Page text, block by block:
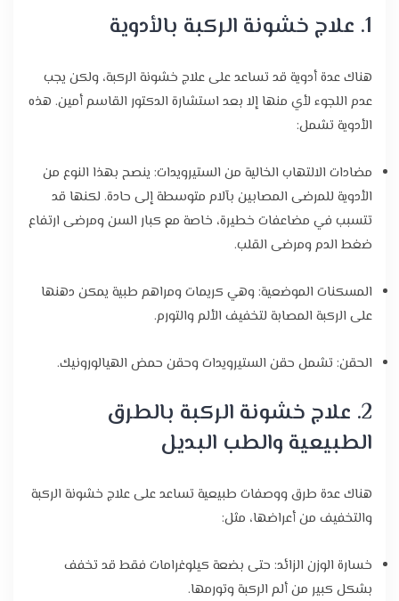
1. علاج خشونة الركبة بالأدوية
هناك عدة أدوية قد تساعد على علاج خشونة الركبة، ولكن يجب
عدم اللجوء لأي منها إلا بعد استشارة الدكتور القاسم أمين. هذه
الأدوية تشمل:
مضادات الالتهاب الخالية من الستيرويدات: ينصح بهذا النوع من
الأدوية للمرضى المصابين بآلام متوسطة إلى حادة. لكنها قد
تتسبب في مضاعفات خطيرة، خاصة مع كبار السن ومرضى ارتفاع
ضغط الدم ومرضى القلب.
المسكنات الموضعية: وهي كريمات ومراهم طبية يمكن دهنها
على الركبة المصابة لتخفيف الألم والتورم.
الحقن: تشمل حقن الستيرويدات وحقن حمض الهيالورونيك.
2. علاج خشونة الركبة بالطرق
الطبيعية والطب البديل
هناك عدة طرق ووصفات طبيعية تساعد على علاج خشونة الركبة
والتخفيف من أعراضها، مثل:
خسارة الوزن الزائد: حتى بضعة كيلوغرامات فقط قد تخفف
بشكل كبير من ألم الركبة وتورمها.